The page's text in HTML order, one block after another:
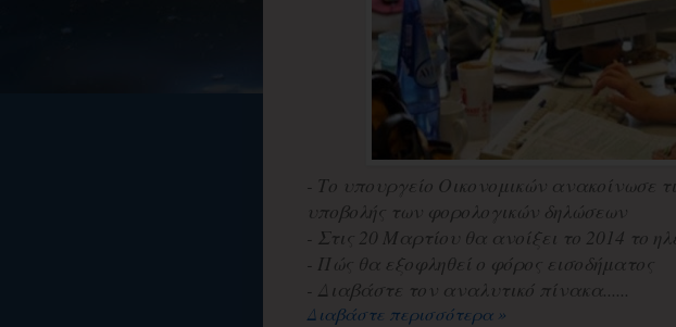
- Το υπουργείο Οικονομικών ανακοίνωσε
υποβολής των φορολογικών δηλώσεων
- Στις 20 Μαρτίου θα ανοίξει το 2014 το
- Πώς θα εξοφληθεί ο φόρος εισοδήματος
- Διαβάστε τον αναλυτικό πίνακα......
Διαβάστε περισσότερα »